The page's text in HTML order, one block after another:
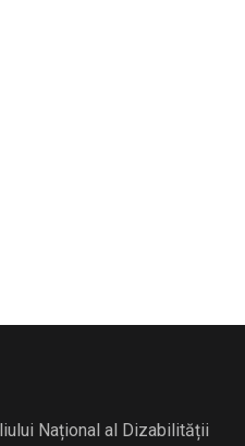
Național al Dizabilității